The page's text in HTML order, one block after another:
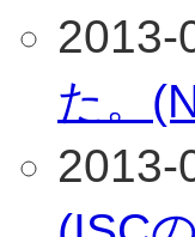
2013-
た。
2013-